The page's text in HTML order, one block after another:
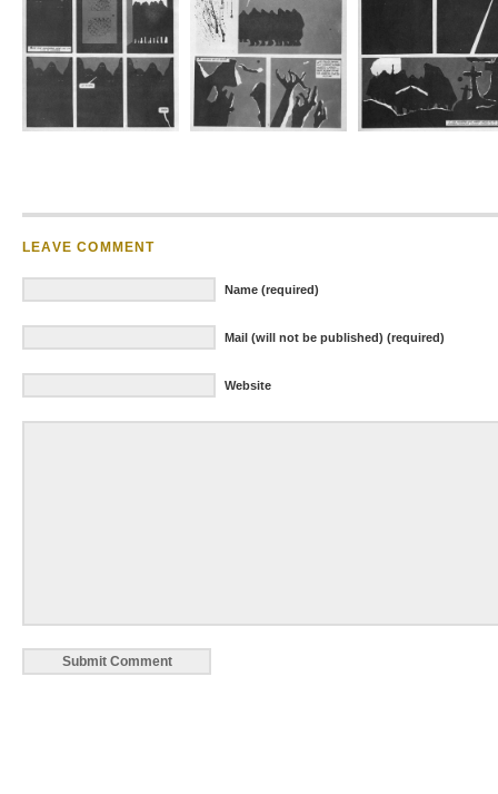
LEAVE COMMENT
Name (required)
Mail (will not be published) (required)
Website